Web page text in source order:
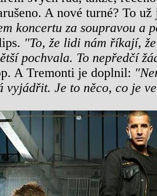
A nové turné? To
koncertu za soupravou a
"To, že lidi nám říkají,
pochvala. To nepředčí
A Tremonti je doplnil:
vyjádřit. Je to něco, co je